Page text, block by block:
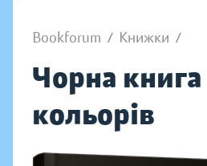
Bookforum / Книжки /
Чорна книга
кольорів